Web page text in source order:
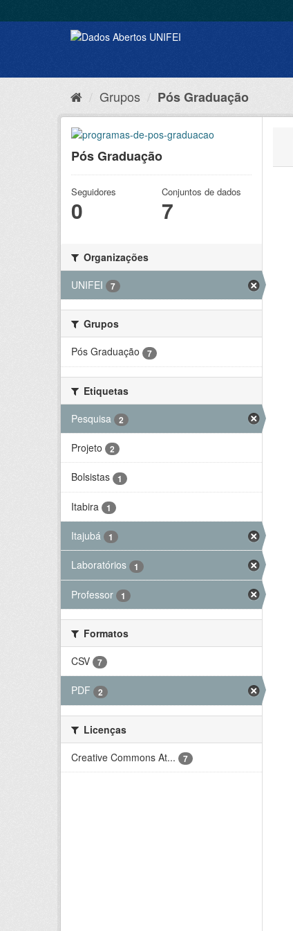
Grupos Pós Graduação
Pós Graduação
Seguidores
0
Conjuntos de dados
7
Organizações
UNIFEI
7
Grupos
Pós Graduação
7
Etiquetas
Pesquisa
2
Projeto 2
Bolsistas 1
Itabira 1
Itajubá 1
Laboratórios 1
Professor 1
Formatos
CSV
7
PDF 2
Licenças
Creative Commons At...
7